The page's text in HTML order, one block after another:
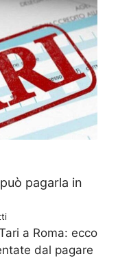
pagarla in
a Roma: ecco
dal pagare